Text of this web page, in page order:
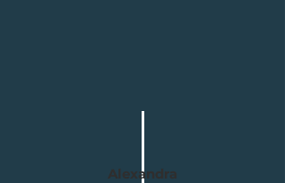
Alexandra